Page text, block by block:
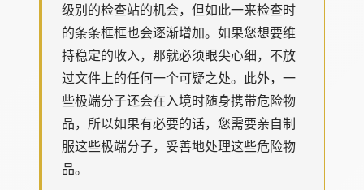
级别的检查站的机会，但如此一来检查时
的条条框框也会逐渐增加。如果您想要维
持稳定的收入，那就必须眼尖心细，不放
过文件上的任何一个可疑之处。此外，一
些极端分子还会在入境时随身携带危险物
品，所以如果有必要的话，您需要亲自制
服这些极端分子，妥善地处理这些危险物
品。